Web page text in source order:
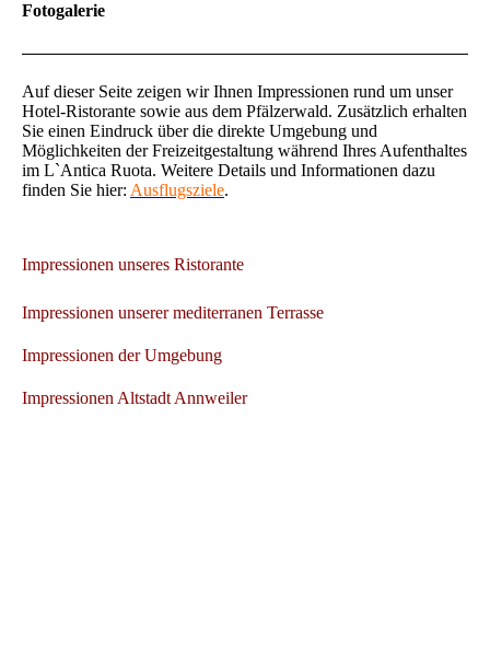
Fotogalerie
Auf dieser Seite zeigen wir Ihnen Impressionen rund um unser
Hotel-Ristorante sowie aus dem Pfälzerwald. Zusätzlich erhalten
Sie einen Eindruck über die direkte Umgebung und
Möglichkeiten der Freizeitgestaltung während Ihres Aufenthaltes
im L`Antica Ruota. Weitere Details und Informationen dazu
finden Sie hier: Ausflugsziele.
Impressionen unseres Ristorante
Impressionen unserer mediterranen Terrasse
Impressionen der Umgebung
Impressionen Altstadt Annweiler